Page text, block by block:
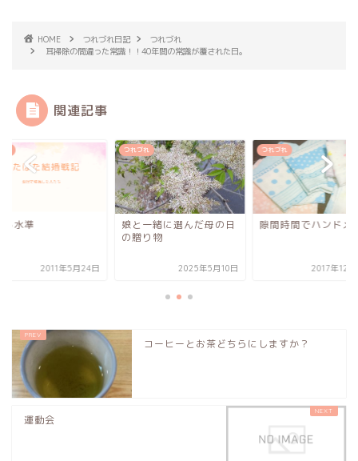
HOME つれづれ日記
つれづれ
耳掃除の間違った常識！！40年間の常識が覆された日。
関連記事
る水準
2011年5月24日
つれづれ
娘と一緒に選んだ母の日
の贈り物
2025年5月10日
つれづれ
隙間時間でハンドメ
2017年12
コーヒーとお茶どちらにしますか？
運動会